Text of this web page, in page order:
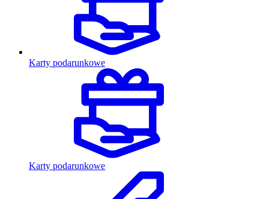
Karty podarunkowe
Karty podarunkowe